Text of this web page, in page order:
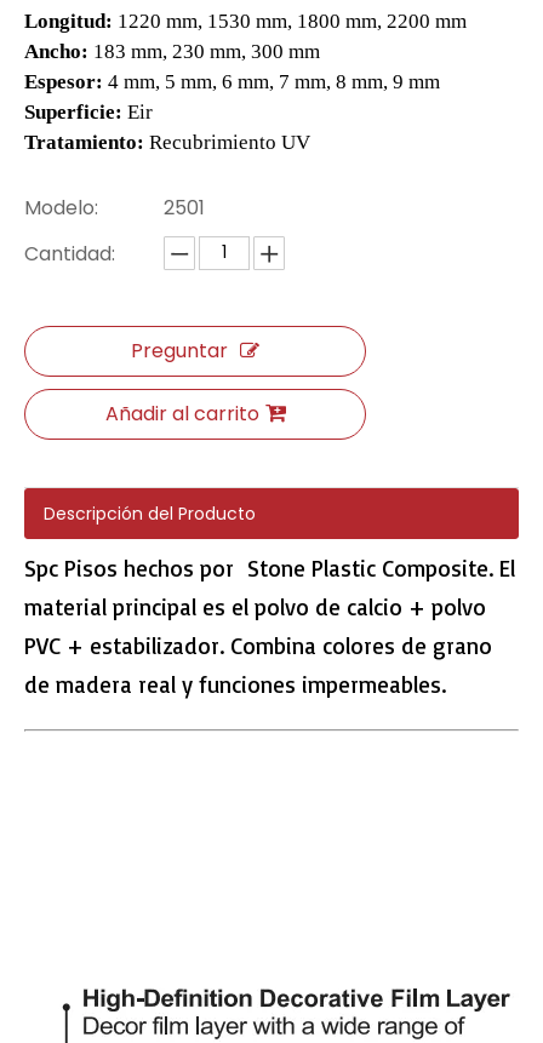
E1006 Eir Surface Lamined Floor E1007 EIR Surface HDF Floor
Longitud: 1220 mm, 1530 mm, 1800 mm, 2200 mm
Ancho: 183 mm, 230 mm, 300 mm
Espesor: 4 mm, 5 mm, 6 mm, 7 mm, 8 mm, 9 mm
Superficie: Eir
Tratamiento: Recubrimiento UV
Modelo:
2501
Cantidad:
Preguntar
Añadir al carrito
Descripción del Producto
Spc Pisos hechos por Stone Plastic Composite. El
material principal es el polvo de calcio + polvo
PVC + estabilizador. Combina colores de grano
de madera real y funciones impermeables.